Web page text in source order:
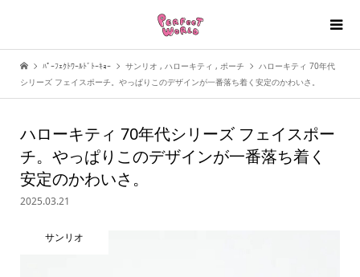
ﾊﾟｰﾌｪｸﾄﾜｰﾙﾄﾞﾄｰｷｮｰ サンリオ , ハローキティ , ポーチ
ハローキティ 70年代
シリーズ フェイスポーチ。やっぱりこのデザインが一番落ち着く安定のかわいさ。
ハローキティ 70年代シリーズ フェイスポー
チ。やっぱりこのデザインが一番落ち着く
安定のかわいさ。
2025.03.21
サンリオ